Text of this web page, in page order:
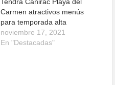
Carmen atractivos menús
para temporada alta
noviembre 17, 2021
En "Destacadas"